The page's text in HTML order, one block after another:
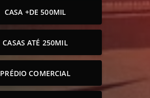
CASA +DE 500MIL
CASAS ATÉ 250MIL
PRÉDIO COMERCIAL